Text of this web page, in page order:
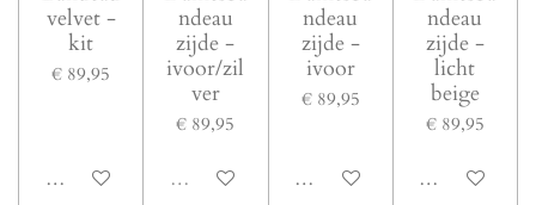
velvet -
kit
€ 89,95
In winkelwagen
ndeau
zijde -
ivoor/zil
ver
€ 89,95
Uitverkocht
ndeau
zijde -
ivoor
€ 89,95
In winkelwagen
ndeau
zijde -
licht
beige
€ 89,95
In